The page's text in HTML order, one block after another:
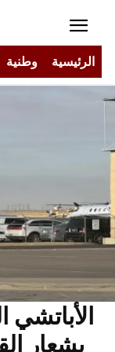
الرئيسية وطنية
بشعار